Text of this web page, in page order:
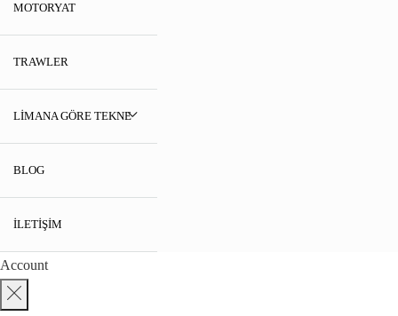
MOTORYAT
TRAWLER
LIMANA GÖRE TEKNE
BLOG
İLETIŞIM
Account